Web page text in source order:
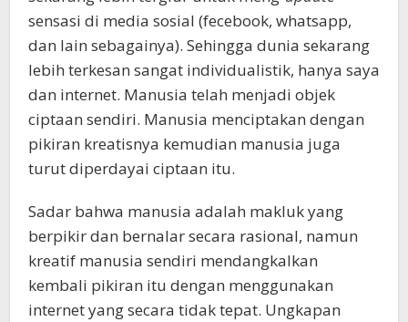
sensasi di media sosial (fecebook, whatsapp,
dan lain sebagainya). Sehingga dunia sekarang
lebih terkesan sangat individualistik, hanya saya
dan internet. Manusia telah menjadi objek
ciptaan sendiri. Manusia menciptakan dengan
pikiran kreatisnya kemudian manusia juga
turut diperdayai ciptaan itu.
Sadar bahwa manusia adalah makluk yang
berpikir dan bernalar secara rasional, namun
kreatif manusia sendiri mendangkalkan
kembali pikiran itu dengan menggunakan
internet yang secara tidak tepat. Ungkapan